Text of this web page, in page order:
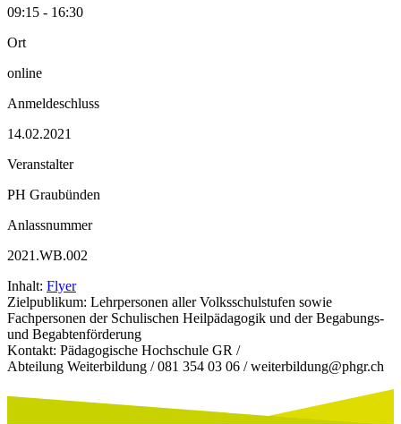
09:15 - 16:30
Ort
online
Anmeldeschluss
14.02.2021
Veranstalter
PH Graubünden
Anlassnummer
2021.WB.002
Inhalt: Flyer
Zielpublikum: Lehrpersonen aller Volksschulstufen sowie
Fachpersonen der Schulischen Heilpädagogik und der Begabungs-
und Begabtenförderung
Kontakt: Pädagogische Hochschule GR /
Abteilung Weiterbildung / 081 354 03 06 / weiterbildung@phgr.ch